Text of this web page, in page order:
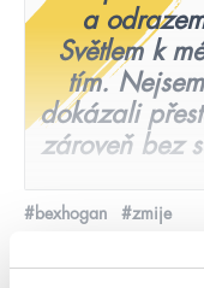
a
Světlem k
tím.
dokázali
zároveň bez
#bexhogan #zmije